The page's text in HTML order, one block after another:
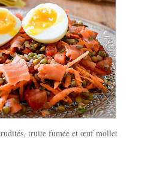
truite fumée et œuf mollet